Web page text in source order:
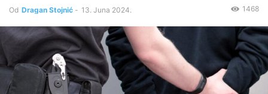
Od Dragan Stojnić - 13. Juna 2024. 1468